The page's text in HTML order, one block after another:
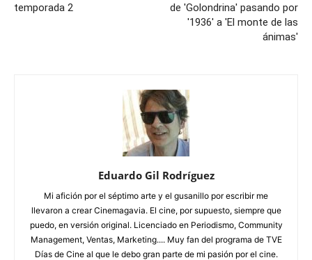
temporada 2
de 'Golondrina' pasando por
'1936' a 'El monte de las
ánimas'
Eduardo Gil Rodríguez
Mi afición por el séptimo arte y el gusanillo por escribir me
llevaron a crear Cinemagavia. El cine, por supuesto, siempre que
puedo, en versión original. Licenciado en Periodismo, Community
Management, Ventas, Marketing.... Muy fan del programa de TVE
Días de Cine al que le debo gran parte de mi pasión por el cine.